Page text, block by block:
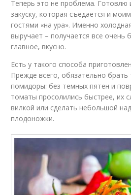
Теперь это не проблема. Готовлю
закуску, которая съедается и
гостями «на ура». Именно
выручает – получается все очень
главное, вкусно.
Есть у такого способа
Прежде всего, обязательно брать
помидоры: без темных пятен и
томаты просолились быстрее, их
вилкой или сделать небольшой
плодоножки.